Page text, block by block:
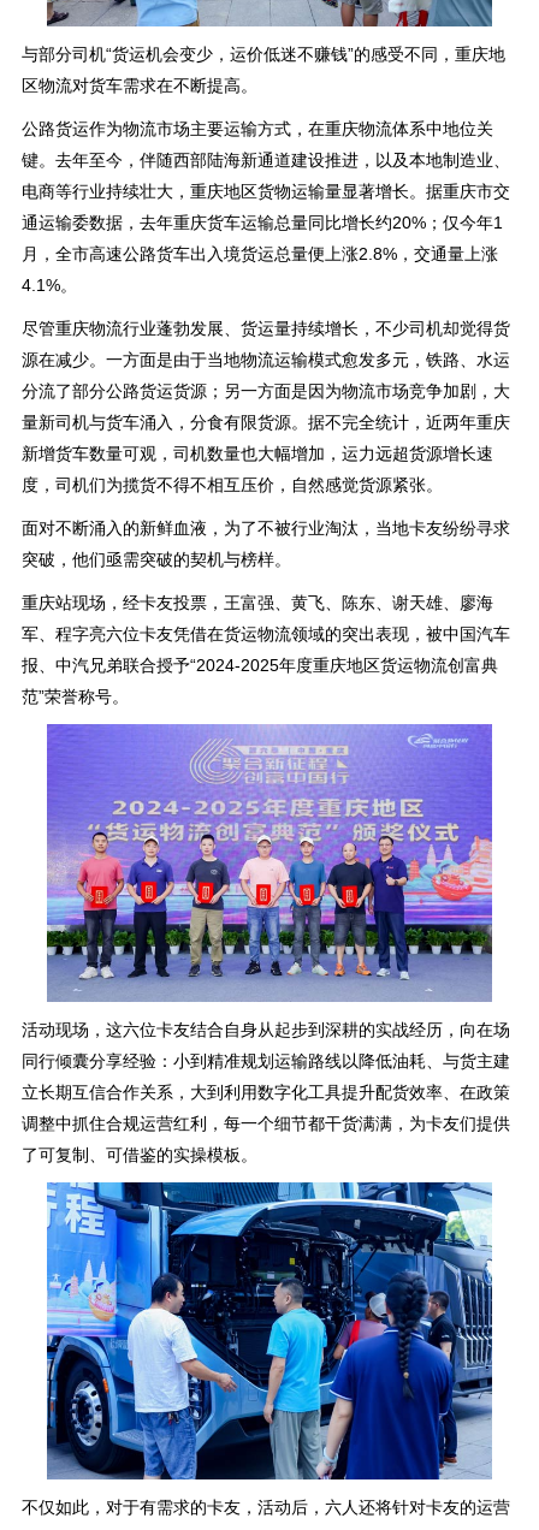
与部分司机“货运机会变少，运价低迷不赚钱”的感受不同，重庆地
区物流对货车需求在不断提高。
公路货运作为物流市场主要运输方式，在重庆物流体系中地位关
键。去年至今，伴随西部陆海新通道建设推进，以及本地制造业、
电商等行业持续壮大，重庆地区货物运输量显著增长。据重庆市交
通运输委数据，去年重庆货车运输总量同比增长约20%；仅今年1
月，全市高速公路货车出入境货运总量便上涨2.8%，交通量上涨
4.1%。
尽管重庆物流行业蓬勃发展、货运量持续增长，不少司机却觉得货
源在减少。一方面是由于当地物流运输模式愈发多元，铁路、水运
分流了部分公路货运货源；另一方面是因为物流市场竞争加剧，大
量新司机与货车涌入，分食有限货源。据不完全统计，近两年重庆
新增货车数量可观，司机数量也大幅增加，运力远超货源增长速
度，司机们为揽货不得不相互压价，自然感觉货源紧张。
面对不断涌入的新鲜血液，为了不被行业淘汰，当地卡友纷纷寻求
突破，他们亟需突破的契机与榜样。
重庆站现场，经卡友投票，王富强、黄飞、陈东、谢天雄、廖海
军、程字亮六位卡友凭借在货运物流领域的突出表现，被中国汽车
报、中汽兄弟联合授予“2024-2025年度重庆地区货运物流创富典
范”荣誉称号。
活动现场，这六位卡友结合自身从起步到深耕的实战经历，向在场
同行倾囊分享经验：小到精准规划运输路线以降低油耗、与货主建
立长期互信合作关系，大到利用数字化工具提升配货效率、在政策
调整中抓住合规运营红利，每一个细节都干货满满，为卡友们提供
了可复制、可借鉴的实操模板。
不仅如此，对于有需求的卡友，活动后，六人还将针对卡友的运营